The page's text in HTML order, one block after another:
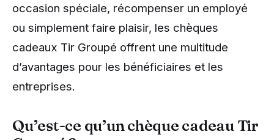
occasion spéciale, récompenser un employé
ou simplement faire plaisir, les chèques
cadeaux Tir Groupé offrent une multitude
d’avantages pour les bénéficiaires et les
entreprises.
Qu’est-ce qu’un chèque cadeau Tir